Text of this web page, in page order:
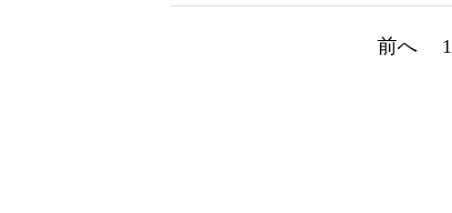
前へ 1